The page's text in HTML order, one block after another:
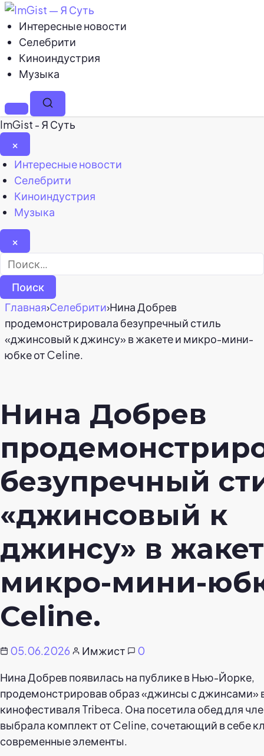
Интересные новости
Селебрити
Киноиндустрия
Музыка
МенюПоиск
ImGist - Я Суть
×
Закрыть
меню
Интересные новости
Селебрити
Киноиндустрия
Музыка
×
Найти:
Главная›Селебрити›Нина Добрев
продемонстрировала безупречный стиль
«джинсовый к джинсу» в жакете и микро-мини-
юбке от Celine.
Нина Добрев
безупречный
«джинсовый к
джинсу» в
микро-мини-
Celine.
05.06.2026 Имжист
0
Нина Добрев появилась на публике в Нью-Йорке,
продемонстрировав образ «джинсы с джинсами»
кинофестиваля Tribeca. Она посетила обед для
выбрала комплект от Celine, сочетающий в себе
современные элементы.